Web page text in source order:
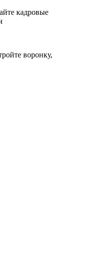
кадровые
воронку,